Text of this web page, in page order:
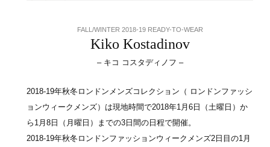
FALL/WINTER 2018-19 READY-TO-WEAR
Kiko Kostadinov
– キコ コスタディノフ –
2018-19年秋冬ロンドンメンズコレクション（ ロンドンファッシ
ョンウィークメンズ）は現地時間で2018年1月6日（土曜日）か
ら1月8日（月曜日）までの3日間の日程で開催。
2018-19年秋冬ロンドンファッションウィークメンズ2日目の1月